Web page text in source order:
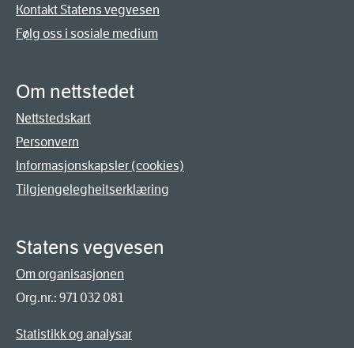
Kontakt Statens vegvesen
Følg oss i sosiale medium
Om nettstedet
Nettstedskart
Personvern
Informasjonskapsler (cookies)
Tilgjengelegheitserklæring
Statens vegvesen
Om organisasjonen
Org.nr.: 971 032 081
Statistikk og analysar